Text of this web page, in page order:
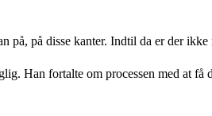
på, på disse kanter. Indtil da er der
Han fortalte om processen med at få